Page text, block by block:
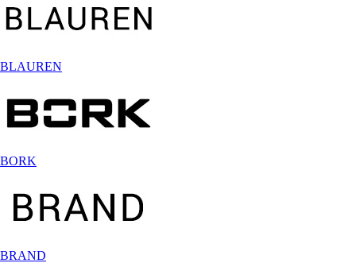
BLAUREN
BORK
BRAND